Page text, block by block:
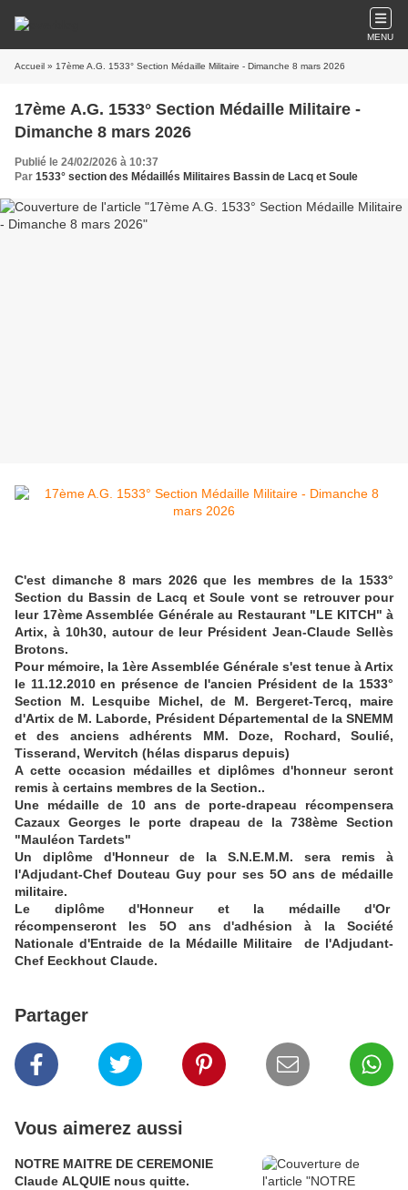
MENU
Accueil » 17ème A.G. 1533° Section Médaille Militaire - Dimanche 8 mars 2026
17ème A.G. 1533° Section Médaille Militaire -
Dimanche 8 mars 2026
Publié le 24/02/2026 à 10:37
Par 1533° section des Médaillés Militaires Bassin de Lacq et Soule
C'est dimanche 8 mars 2026 que les membres de la 1533°
Section du Bassin de Lacq et Soule vont se retrouver pour
leur 17ème Assemblée Générale au Restaurant "LE KITCH" à
Artix, à 10h30, autour de leur Président Jean-Claude Sellès
Brotons.
Pour mémoire, la 1ère Assemblée Générale s'est tenue à Artix
le 11.12.2010 en présence de l'ancien Président de la 1533°
Section M. Lesquibe Michel, de M. Bergeret-Tercq, maire
d'Artix de M. Laborde, Président Départemental de la SNEMM
et des anciens adhérents MM. Doze, Rochard, Soulié,
Tisserand, Wervitch (hélas disparus depuis)
A cette occasion médailles et diplômes d'honneur seront
remis à certains membres de la Section..
Une médaille de 10 ans de porte-drapeau récompensera
Cazaux Georges le porte drapeau de la 738ème Section
"Mauléon Tardets"
Un diplôme d'Honneur de la S.N.E.M.M. sera remis à
l'Adjudant-Chef Douteau Guy pour ses 5O ans de médaille
militaire.
Le diplôme d'Honneur et la médaille d'Or
récompenseront les 5O ans d'adhésion à la Société
Nationale d'Entraide de la Médaille Militaire de l'Adjudant-
Chef Eeckhout Claude.
Partager
Vous aimerez aussi
NOTRE MAITRE DE CEREMONIE
Claude ALQUIE nous quitte.